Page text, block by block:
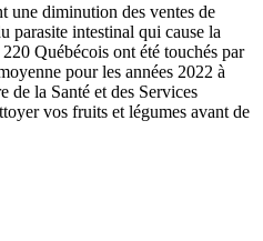
une diminution des ventes de
parasite intestinal qui cause la
Québécois ont été touchés par
pour les années 2022 à
de la Santé et des Services
vos fruits et légumes avant de